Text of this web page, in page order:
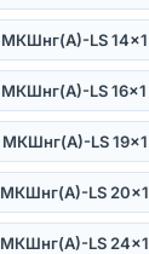
МКШнг(А)-LS 14×1
МКШнг(А)-LS 16×1
МКШнг(А)-LS 19×1
МКШнг(А)-LS 20×1
МКШнг(А)-LS 24×1